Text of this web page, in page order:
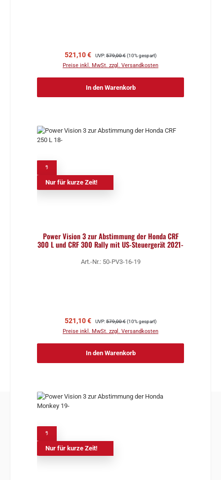
Verkaufspreis:
521,10 € Regulärer Preis:
UVP:579,00 €(10% gespart)
Preise inkl. MwSt. zzgl. Versandkosten
In den Warenkorb
Nur für kurze Zeit!
Power Vision 3 zur Abstimmung der Honda CRF
300 L und CRF 300 Rally mit US-Steuergerät 2021-
Art.-Nr.: 50-PV3-16-19
Verkaufspreis:
521,10 € Regulärer Preis:
UVP:579,00 €(10% gespart)
Preise inkl. MwSt. zzgl. Versandkosten
In den Warenkorb
Nur für kurze Zeit!